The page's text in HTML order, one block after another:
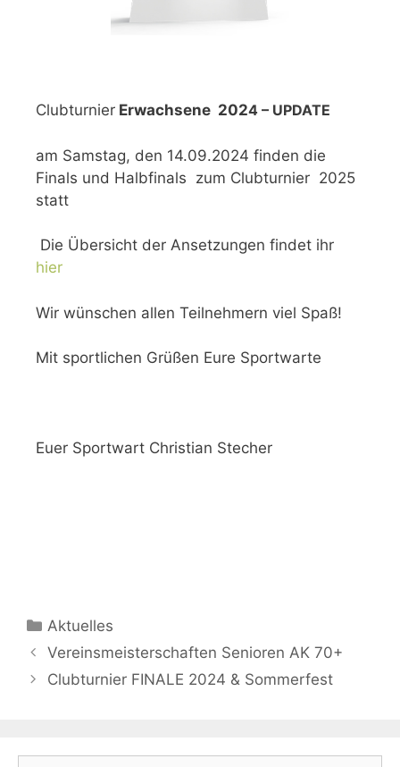
Clubturnier Erwachsene 2024 – UPDATE
am Samstag, den 14.09.2024 finden die
Finals und Halbfinals zum Clubturnier 2025
statt
Die Übersicht der Ansetzungen findet ihr
hier
Wir wünschen allen Teilnehmern viel Spaß!
Mit sportlichen Grüßen Eure Sportwarte
Euer Sportwart Christian Stecher
Aktuelles
Vereinsmeisterschaften Senioren AK 70+
Clubturnier FINALE 2024 & Sommerfest